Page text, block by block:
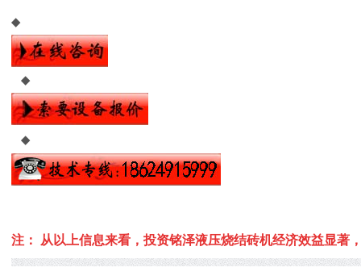
◆
◆
◆
注： 从以上信息来看，投资铭泽液压烧结砖机经济效益显著